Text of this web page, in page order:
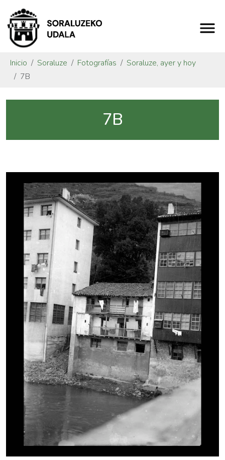
Inicio Soraluze Fotografías
Soraluze, ayer y hoy
7B
7B